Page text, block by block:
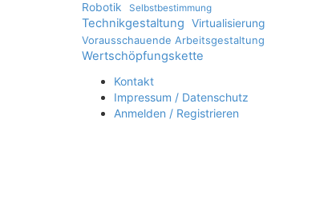
Robotik Selbstbestimmung
Technikgestaltung
Virtualisierung
Vorausschauende Arbeitsgestaltung
Wertschöpfungskette
Kontakt
Impressum / Datenschutz
Anmelden / Registrieren